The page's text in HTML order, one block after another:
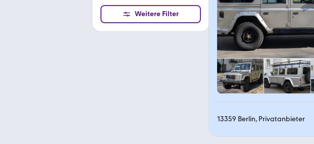
Weitere Filter
13359 Berlin, Privatanbieter